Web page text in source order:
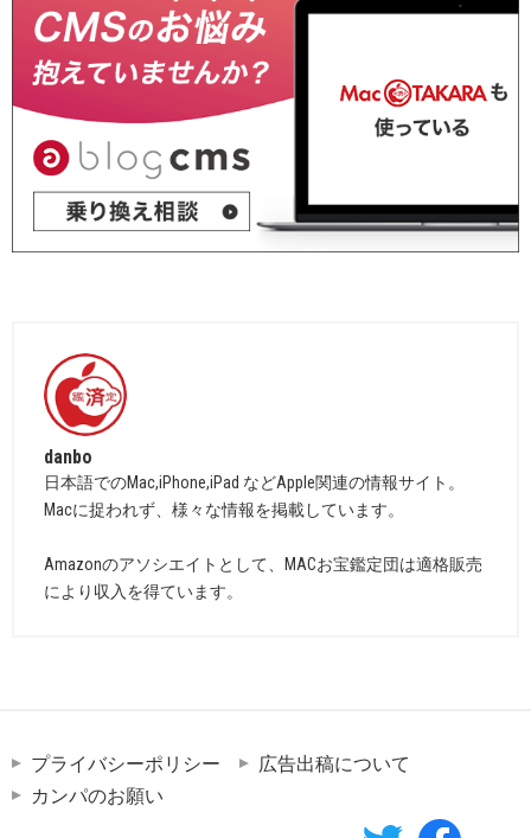
danbo
日本語でのMac,iPhone,iPad などApple関連の情報サイト。
Macに捉われず、様々な情報を掲載しています。
Amazonのアソシエイトとして、MACお宝鑑定団は適格販売
により収入を得ています。
プライバシーポリシー
広告出稿について
カンパのお願い